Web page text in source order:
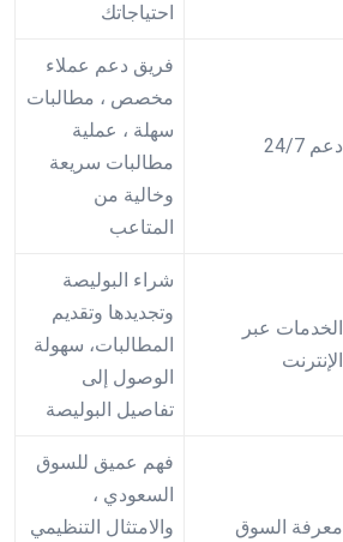
احتياجاتك
دعم 24/7
فريق دعم عملاء
مخصص ، مطالبات
سهلة ، عملية
مطالبات سريعة
وخالية من
المتاعب
الخدمات عبر
الإنترنت
شراء البوليصة
وتجديدها وتقديم
المطالبات، سهولة
الوصول إلى
تفاصيل البوليصة
معرفة السوق
فهم عميق للسوق
السعودي ،
والامتثال التنظيمي